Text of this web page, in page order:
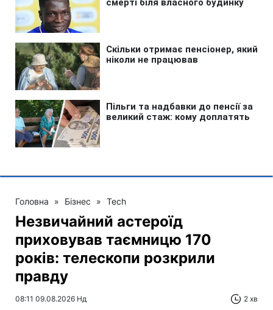
Головна » Бізнес » Tech
Незвичайний астероїд
приховував таємницю 170
років: телескопи розкрили
правду
08:11 09.08.2026 Нд 2 хв